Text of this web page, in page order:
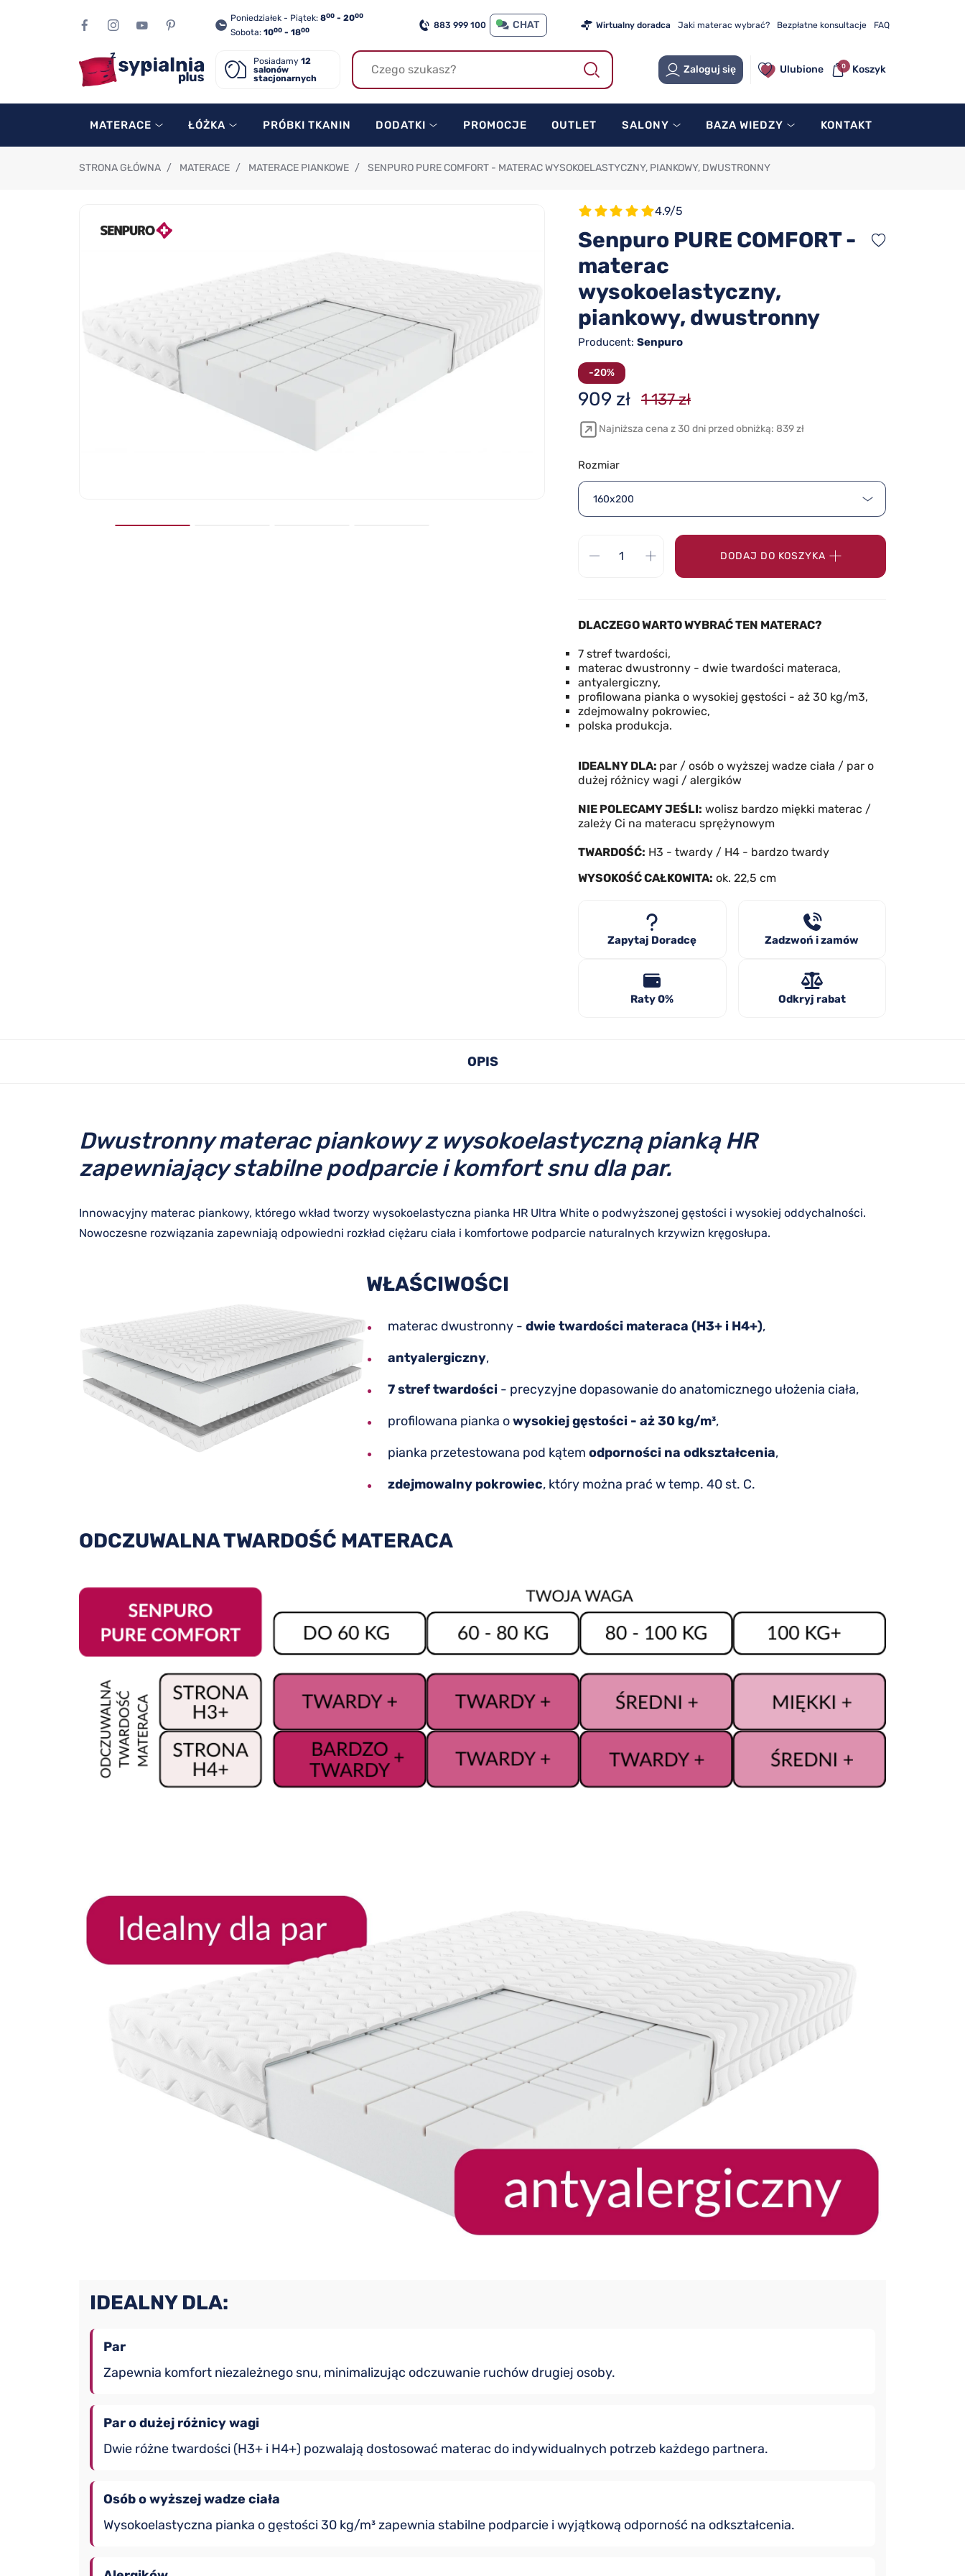
Poniedziałek - Piątek: 800 - 2000
Sobota: 1000 - 1800 883 999 100 CHAT Wirtualny doradca Jaki materac wybrać? Bezpłatne konsultacje FAQ
Posiadamy 12
salonów
stacjonarnych
Zaloguj się Ulubione Koszyk
0
MATERACE ŁÓŻKA PRÓBKI TKANIN DODATKI PROMOCJE OUTLET SALONY BAZA WIEDZY KONTAKT
STRONA GŁÓWNA / MATERACE / MATERACE PIANKOWE / SENPURO PURE COMFORT - MATERAC WYSOKOELASTYCZNY, PIANKOWY, DWUSTRONNY
4.9/5
Senpuro PURE COMFORT -
materac
wysokoelastyczny,
piankowy, dwustronny
Producent: Senpuro
-20%
909 zł 1 137 zł
Najniższa cena z 30 dni przed obniżką: 839 zł
Rozmiar
160x200
DODAJ DO KOSZYKA
DLACZEGO WARTO WYBRAĆ TEN MATERAC?
7 stref twardości,
materac dwustronny - dwie twardości materaca,
antyalergiczny,
profilowana pianka o wysokiej gęstości - aż 30 kg/m3,
zdejmowalny pokrowiec,
polska produkcja.
IDEALNY DLA: par / osób o wyższej wadze ciała / par o
dużej różnicy wagi / alergików
NIE POLECAMY JEŚLI: wolisz bardzo miękki materac /
zależy Ci na materacu sprężynowym
TWARDOŚĆ: H3 - twardy / H4 - bardzo twardy
WYSOKOŚĆ CAŁKOWITA: ok. 22,5 cm
Zapytaj Doradcę Zadzwoń i zamów
Raty 0% Odkryj rabat
OPIS
Dwustronny materac piankowy z wysokoelastyczną pianką HR
zapewniający stabilne podparcie i komfort snu dla par.
Innowacyjny materac piankowy, którego wkład tworzy wysokoelastyczna pianka HR Ultra White o podwyższonej gęstości i wysokiej oddychalności.
Nowoczesne rozwiązania zapewniają odpowiedni rozkład ciężaru ciała i komfortowe podparcie naturalnych krzywizn kręgosłupa.
WŁAŚCIWOŚCI
• materac dwustronny - dwie twardości materaca (H3+ i H4+),
• antyalergiczny,
• 7 stref twardości - precyzyjne dopasowanie do anatomicznego ułożenia ciała,
• profilowana pianka owysokiej gęstości - aż 30 kg/m³,
• pianka przetestowana pod kątem odporności na odkształcenia,
• zdejmowalny pokrowiec, który można prać w temp. 40 st. C.
ODCZUWALNA TWARDOŚĆ MATERACA
IDEALNY DLA:
Par
Zapewnia komfort niezależnego snu, minimalizując odczuwanie ruchów drugiej osoby.
Par o dużej różnicy wagi
Dwie różne twardości (H3+ i H4+) pozwalają dostosować materac do indywidualnych potrzeb każdego partnera.
Osób o wyższej wadze ciała
Wysokoelastyczna pianka o gęstości 30 kg/m³ zapewnia stabilne podparcie i wyjątkową odporność na odkształcenia.